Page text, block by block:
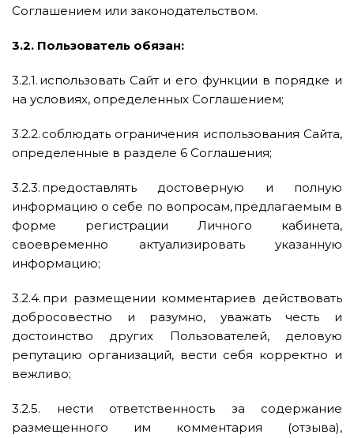
Соглашением или законодательством.
3.2. Пользователь обязан:
3.2.1. использовать Сайт и его функции в порядке и
на условиях, определенных Соглашением;
3.2.2. соблюдать ограничения использования Сайта,
определенные в разделе 6 Соглашения;
3.2.3. предоставлять достоверную и полную
информацию о себе по вопросам, предлагаемым в
форме регистрации Личного кабинета,
своевременно актуализировать указанную
информацию;
3.2.4. при размещении комментариев действовать
добросовестно и разумно, уважать честь и
достоинство других Пользователей, деловую
репутацию организаций, вести себя корректно и
вежливо;
3.2.5. нести ответственность за содержание
размещенного им комментария (отзыва),